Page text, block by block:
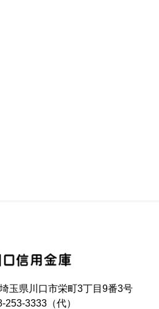
県川口市栄町3丁目9番3号
253-3333（代）